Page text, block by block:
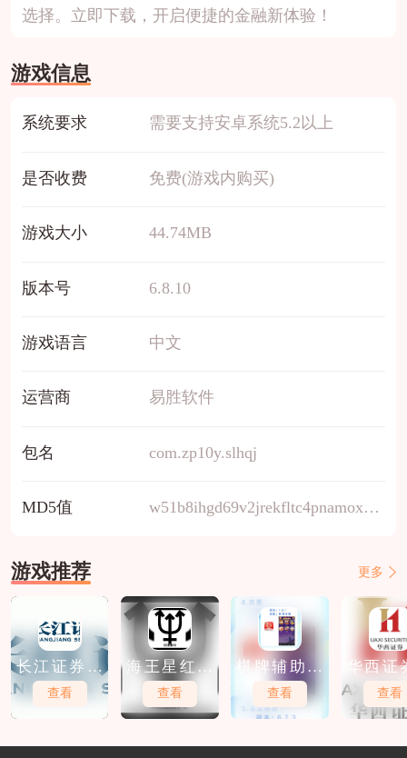
选择。立即下载，开启便捷的金融新体验！
游戏信息
系统要求 需要支持安卓系统5.2以上
是否收费 免费(游戏内购买)
游戏大小 44.74MB
版本号 6.8.10
游戏语言 中文
运营商 易胜软件
包名 com.zp10y.slhqj
MD5值 w51b8ihgd69v2jrekfltc4pnamox7u0s
游戏推荐 更多
长江证券免
费软件下载
查看
海王星红包
软件下载
查看
棋牌辅助软
件免费下载
查看
华西证
件免费
查看